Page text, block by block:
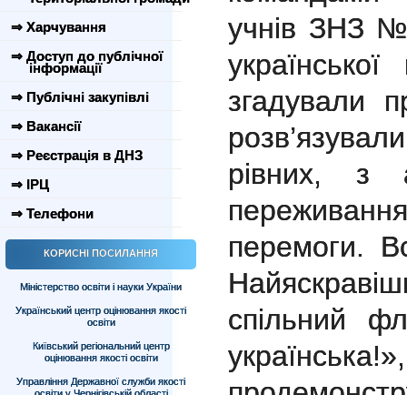
⇒ Харчування
⇒ Доступ до публічної
інформації
⇒ Публічні закупівлі
⇒ Вакансії
⇒ Реєстрація в ДНЗ
⇒ ІРЦ
⇒ Телефони
КОРИСНІ ПОСИЛАННЯ
Міністерство освіти і науки України
Український центр оцінювання якості
освіти
Київський регіональний центр
оцінювання якості освіти
Управління Державної служби якості
учнів ЗНЗ
згадували
рівних, з
перемоги.
спільний